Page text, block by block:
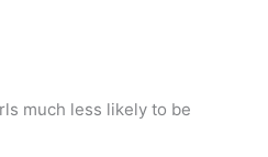
much less likely to be